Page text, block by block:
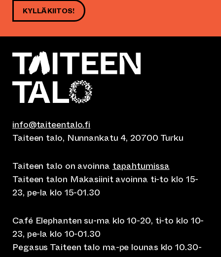
KYLLÄ KIITOS!
info@taiteentalo.fi
Taiteen talo, Nunnankatu 4, 20700 Turku
Taiteen talo on avoinnatapahtumissa
Taiteen talon Makasiinit avoinna ti-to klo 15-
23, pe-la klo 15-01.30
Café Elephanten su-ma klo 10-20, ti-to klo 10-
23, pe-la klo 10-01.30
Pegasus Taiteen talo ma-pe lounas klo 10.30-